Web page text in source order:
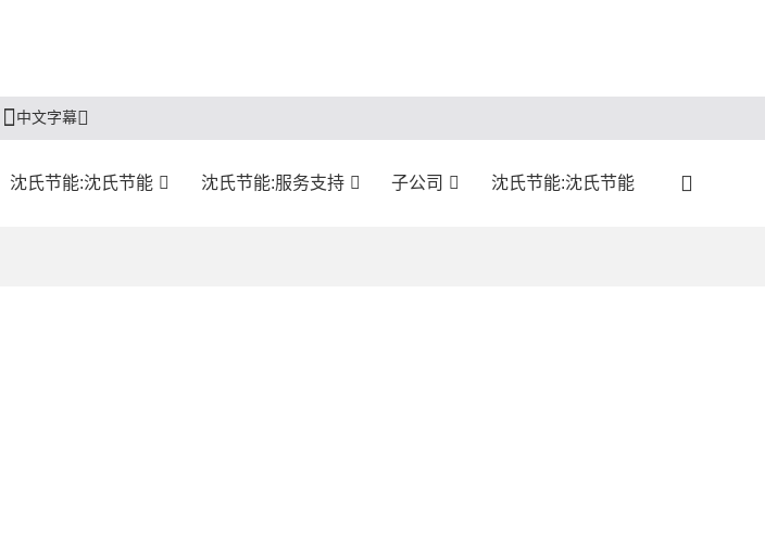
中文字幕
沈氏节能:沈氏节能 沈氏节能:服务支持 子公司 沈氏节能:沈氏节能